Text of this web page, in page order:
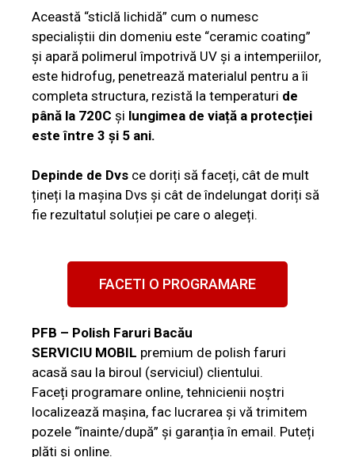
Această “sticlă lichidă” cum o numesc
specialiștii din domeniu este “ceramic coating”
și apară polimerul împotrivă UV și a intemperiilor,
este hidrofug, penetrează materialul pentru a îi
completa structura, rezistă la temperaturi de
până la 720C și lungimea de viață a protecției
este între 3 și 5 ani.
Depinde de Dvs ce doriți să faceți, cât de mult
țineți la mașina Dvs și cât de îndelungat doriți să
fie rezultatul soluției pe care o alegeți.
FACETI O PROGRAMARE
PFB – Polish Faruri Bacău
SERVICIU MOBIL premium de polish faruri
acasă sau la biroul (serviciul) clientului.
Faceți programare online, tehnicienii noștri
localizează mașina, fac lucrarea și vă trimitem
pozele “înainte/după” și garanția în email. Puteți
plăti și online.